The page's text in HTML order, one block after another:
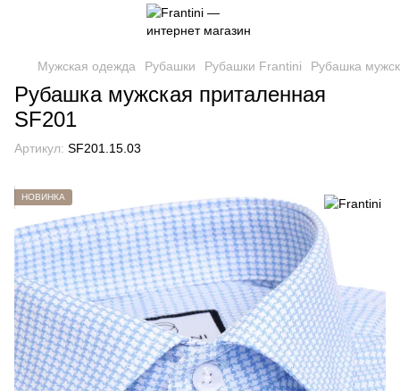
Мужская одежда Рубашки Рубашки Frantini Рубашка
Рубашка мужская приталенная
SF201
Артикул: SF201.15.03
НОВИНКА